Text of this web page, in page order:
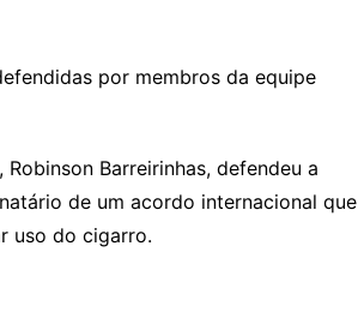
por membros da equipe
Barreirinhas, defendeu a
de um acordo internacional que
uso do cigarro.